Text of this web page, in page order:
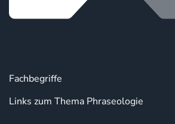
Fachbegriffe
Links zum Thema Phraseologie